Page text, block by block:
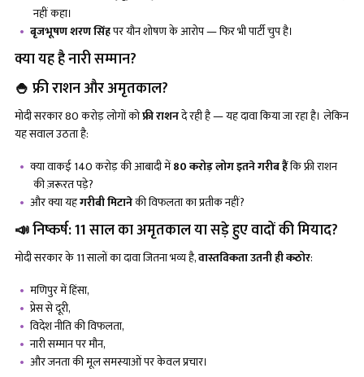
नहीं कहा।
बृजभूषण शरण सिंहपर यौन शोषण के आरोप — फिर भी पार्टी चुप है।
क्या यह है नारी सम्मान?
🍚 फ्री राशन और अमृतकाल?
मोदी सरकार 80 करोड़ लोगों कोफ्री राशनदे रही है — यह दावा किया जा रहा है। लेकिन
यह सवाल उठता है:
क्या वाकई 140 करोड़ की आबादी में80 करोड़ लोग इतने गरीब हैंकि फ्री राशन
की ज़रूरत पड़े?
और क्या यहगरीबी मिटानेकी विफलता का प्रतीक नहीं?
📣 निष्कर्ष: 11 साल का अमृतकाल या सड़े हुए वादों की मियाद?
मोदी सरकार के 11 सालों का दावा जितना भव्य है,वास्तविकता उतनी ही कठोर:
मणिपुर में हिंसा,
प्रेस से दूरी,
विदेश नीति की विफलता,
नारी सम्मान पर मौन,
और जनता की मूल समस्याओं पर केवल प्रचार।